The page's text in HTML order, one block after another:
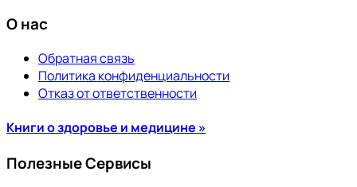
О нас
Обратная связь
Политика конфиденциальности
Отказ от ответственности
Книги о здоровье и медицине »
Полезные Сервисы